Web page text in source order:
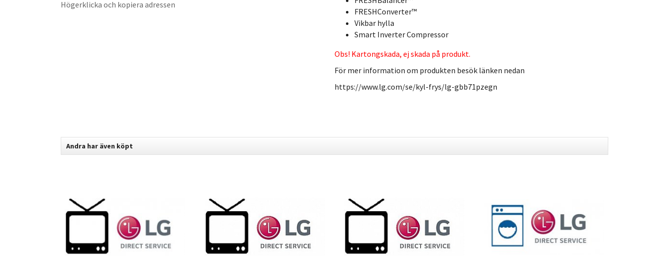
FRESHConverter™
Vikbar hylla
Smart Inverter Compressor
Obs! Kartongskada, ej skada på produkt.
För mer information om produkten besök länken nedan
https://www.lg.com/se/kyl-frys/lg-gbb71pzegn
Högerklicka och kopiera adressen
Andra har även köpt